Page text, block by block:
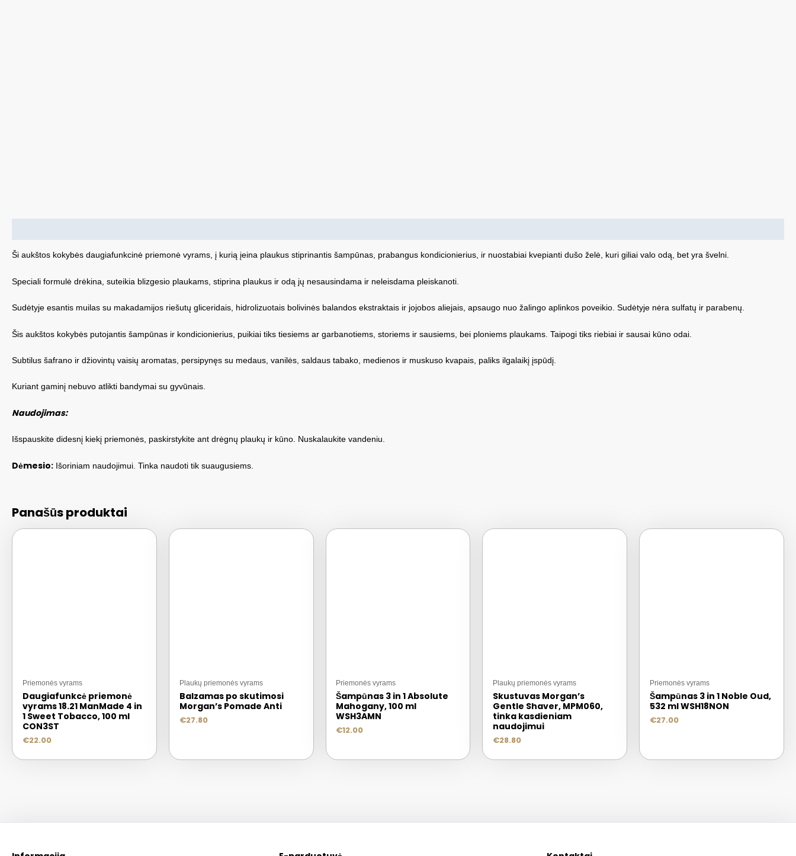
Ši aukštos kokybės daugiafunkcinė priemonė vyrams, į kurią įeina plaukus stiprinantis šampūnas, prabangus kondicionierius, ir nuostabiai kvepianti dušo želė, kuri giliai valo odą, bet yra švelni.
Speciali formulė drėkina, suteikia blizgesio plaukams, stiprina plaukus ir odą jų nesausindama ir neleisdama pleiskanoti.
Sudėtyje esantis muilas su makadamijos riešutų gliceridais, hidrolizuotais bolivinės balandos ekstraktais ir jojobos aliejais, apsaugo nuo žalingo aplinkos poveikio. Sudėtyje nėra sulfatų ir parabenų.
Šis aukštos kokybės putojantis šampūnas ir kondicionierius, puikiai tiks tiesiems ar garbanotiems, storiems ir sausiems, bei ploniems plaukams. Taipogi tiks riebiai ir sausai kūno odai.
Subtilus šafrano ir džiovintų vaisių aromatas, persipynęs su medaus, vanilės, saldaus tabako, medienos ir muskuso kvapais, paliks ilgalaikį įspūdį.
Kuriant gaminį nebuvo atlikti bandymai su gyvūnais.
Naudojimas:
Išspauskite didesnį kiekį priemonės, paskirstykite ant drėgnų plaukų ir kūno. Nuskalaukite vandeniu.
Dėmesio: Išoriniam naudojimui. Tinka naudoti tik suaugusiems.
Panašūs produktai
Priemonės vyrams
Daugiafunkcė priemonė
vyrams 18.21 ManMade 4 in
1 Sweet Tobacco, 100 ml
CON3ST
€22.00
Plaukų priemonės vyrams
Balzamas po skutimosi
Morgan’s Pomade Anti
€27.80
Priemonės vyrams
Šampūnas 3 in 1 Absolute
Mahogany, 100 ml
WSH3AMN
€12.00
Plaukų priemonės vyrams
Skustuvas Morgan’s
Gentle Shaver, MPM060,
tinka kasdieniam
naudojimui
€28.80
Priemonės vyrams
Šampūnas 3 in 1 Noble Oud,
532 ml WSH18NON
€27.00